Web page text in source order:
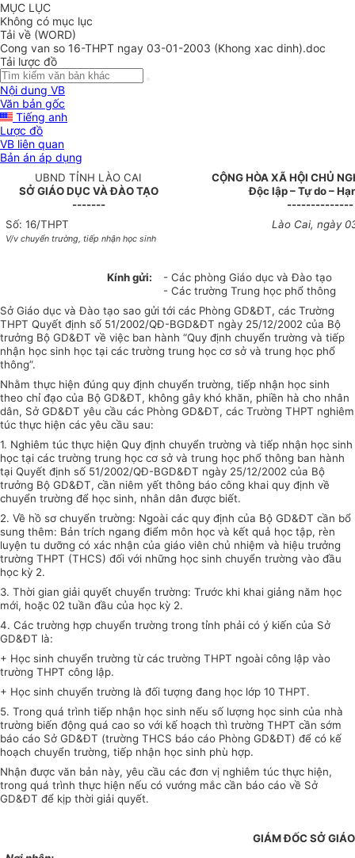
MỤC LỤC
Không có mục lục
Tải về (WORD)
Cong van so 16-THPT ngay 03-01-2003 (Khong xac dinh).doc
Tải lược đồ
Nội dung VB
Văn bản gốc
Tiếng anh
Lược đồ
VB liên quan
Bản án áp dụng
UBND TỈNH LÀO CAI
SỞ GIÁO DỤC VÀ ĐÀO TẠO
-------
CỘNG HÒA XÃ HỘI CHỦ
Độc lập – Tự do –
--------------
Số: 16/THPT
V/v chuyển trường, tiếp nhận học sinh
Lào Cai, ngày
Kính gửi:
- Các phòng Giáo dục và Đào tạo
- Các trường Trung học phổ thông
Sở Giáo dục và Đào tạo sao gửi tới các Phòng GD&ĐT, các Trường
THPT Quyết định số 51/2002/QĐ-BGD&ĐT ngày 25/12/2002 của Bộ
trưởng Bộ GD&ĐT về việc ban hành “Quy định chuyển trường và tiếp
nhận học sinh học tại các trường trung học cơ sở và trung học phổ
thông”.
Nhằm thực hiện đúng quy định chuyển trường, tiếp nhận học sinh
theo chỉ đạo của Bộ GD&ĐT, không gây khó khăn, phiền hà cho nhân
dân, Sở GD&ĐT yêu cầu các Phòng GD&ĐT, các Trường THPT nghiêm
túc thực hiện các yêu cầu sau:
1. Nghiêm túc thực hiện Quy định chuyển trường và tiếp nhận học sinh
học tại các trường trung học cơ sở và trung học phổ thông ban hành
tại Quyết định số 51/2002/QĐ-BGD&ĐT ngày 25/12/2002 của Bộ
trưởng Bộ GD&ĐT, cần niêm yết thông báo công khai quy định về
chuyển trường để học sinh, nhân dân được biết.
2. Về hồ sơ chuyển trường: Ngoài các quy định của Bộ GD&ĐT cần bổ
sung thêm: Bản trích ngang điểm môn học và kết quả học tập, rèn
luyện tu dưỡng có xác nhận của giáo viên chủ nhiệm và hiệu trưởng
trường THPT (THCS) đối với những học sinh chuyển trường vào đầu
học kỳ 2.
3. Thời gian giải quyết chuyển trường: Trước khi khai giảng năm học
mới, hoặc 02 tuần đầu của học kỳ 2.
4. Các trường hợp chuyển trường trong tỉnh phải có ý kiến của Sở
GD&ĐT là:
+ Học sinh chuyển trường từ các trường THPT ngoài công lập vào
trường THPT công lập.
+ Học sinh chuyển trường là đối tượng đang học lớp 10 THPT.
5. Trong quá trình tiếp nhận học sinh nếu số lượng học sinh của nhà
trường biến động quá cao so với kế hoạch thì trường THPT cần sớm
báo cáo Sở GD&ĐT (trường THCS báo cáo Phòng GD&ĐT) để có kế
hoạch chuyển trường, tiếp nhận học sinh phù hợp.
Nhận được văn bản này, yêu cầu các đơn vị nghiêm túc thực hiện,
trong quá trình thực hiện nếu có vướng mắc cần báo cáo về Sở
GD&ĐT để kịp thời giải quyết.
GIÁM ĐỐC SỞ